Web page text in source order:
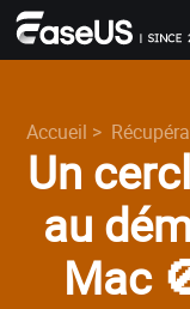
Accueil >
Un
au
Mac